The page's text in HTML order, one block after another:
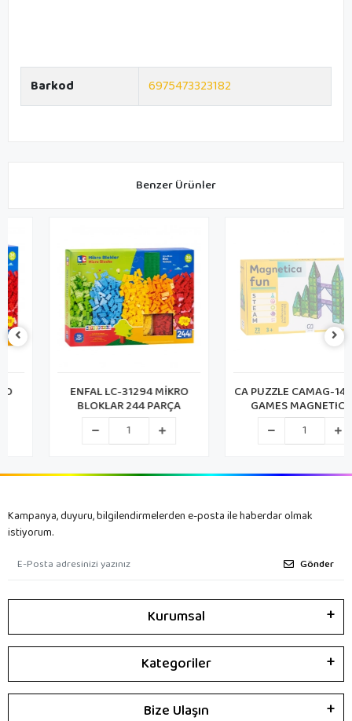
Barkod 6975473323182
Benzer Ürünler
ENFAL LC-31294 MİKRO
BLOKLAR 244 PARÇA
CA PUZZLE CAMAG-1402 CA
GAMES MAGNETIC 72
Kampanya, duyuru, bilgilendirmelerden e-posta ile haberdar olmak
istiyorum.
Gönder
Kurumsal
Kategoriler
Bize Ulaşın